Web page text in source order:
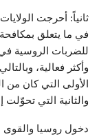
ثانياً: أحرجت
في ما يتعلق بمكافحة
للضربات الروسية في
وأكثر فعالية،
الأولى التي كان من
والثانية التي
دخول روسيا والقوى